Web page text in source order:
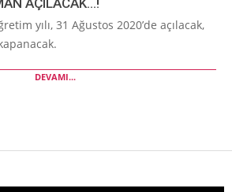
yılı, 31 Ağustos 2020’de açılacak,
DEVAMI...